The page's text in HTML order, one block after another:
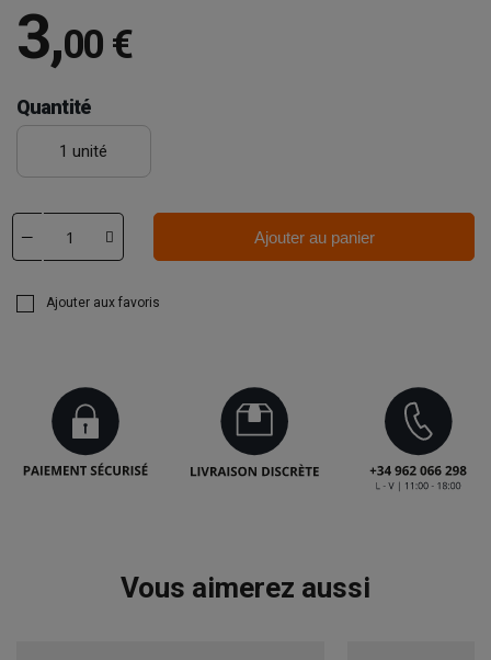
3,00 €
Quantité
1 unité
Ajouter au panier
Ajouter aux favoris
Vous aimerez aussi